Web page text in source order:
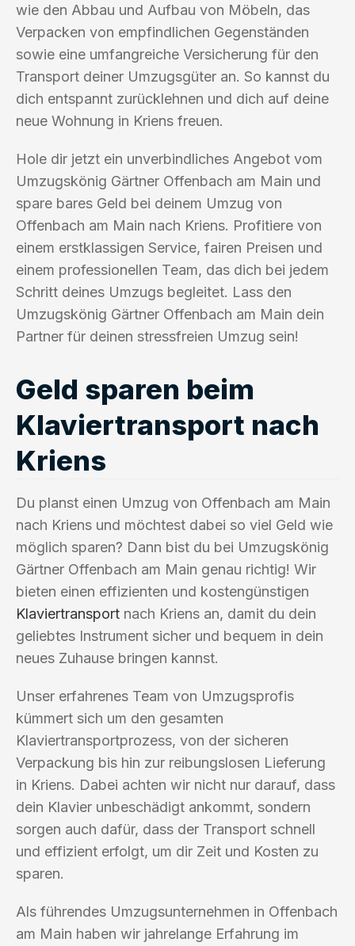
wie den Abbau und Aufbau von Möbeln, das
Verpacken von empfindlichen Gegenständen
sowie eine umfangreiche Versicherung für den
Transport deiner Umzugsgüter an. So kannst du
dich entspannt zurücklehnen und dich auf deine
neue Wohnung in Kriens freuen.
Hole dir jetzt ein unverbindliches Angebot vom
Umzugskönig Gärtner Offenbach am Main und
spare bares Geld bei deinem Umzug von
Offenbach am Main nach Kriens. Profitiere von
einem erstklassigen Service, fairen Preisen und
einem professionellen Team, das dich bei jedem
Schritt deines Umzugs begleitet. Lass den
Umzugskönig Gärtner Offenbach am Main dein
Partner für deinen stressfreien Umzug sein!
Geld sparen beim
Klaviertransport nach
Kriens
Du planst einen Umzug von Offenbach am Main
nach Kriens und möchtest dabei so viel Geld wie
möglich sparen? Dann bist du bei Umzugskönig
Gärtner Offenbach am Main genau richtig! Wir
bieten einen effizienten und kostengünstigen
Klaviertransport nach Kriens an, damit du dein
geliebtes Instrument sicher und bequem in dein
neues Zuhause bringen kannst.
Unser erfahrenes Team von Umzugsprofis
kümmert sich um den gesamten
Klaviertransportprozess, von der sicheren
Verpackung bis hin zur reibungslosen Lieferung
in Kriens. Dabei achten wir nicht nur darauf, dass
dein Klavier unbeschädigt ankommt, sondern
sorgen auch dafür, dass der Transport schnell
und effizient erfolgt, um dir Zeit und Kosten zu
sparen.
Als führendes Umzugsunternehmen in Offenbach
am Main haben wir jahrelange Erfahrung im